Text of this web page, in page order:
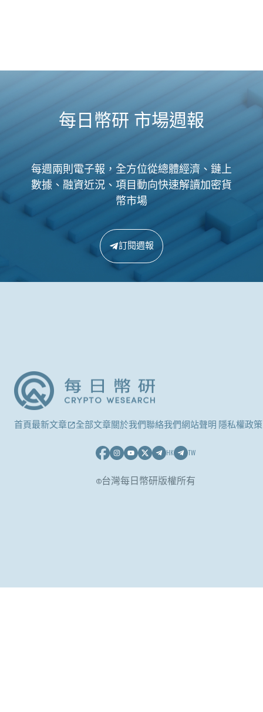
每日幣研 市場週報
每週兩則電子報，全方位從總體經濟、鏈上
數據、融資近況、項目動向快速解讀加密貨
幣市場
訂閱週報
首頁最新文章 全部文章關於我們聯絡我們網站聲明 隱私權政策
HK TW
©台灣每日幣研版權所有